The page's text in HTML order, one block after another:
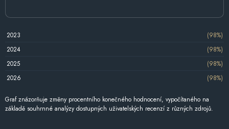
2023
(98%)
2024
(98%)
2025
(98%)
2026
(98%)
Graf znázorňuje změny procentního konečného hodnocení, vypočítaného na
základě souhrnné analýzy dostupných uživatelských recenzí z různých zdrojů.